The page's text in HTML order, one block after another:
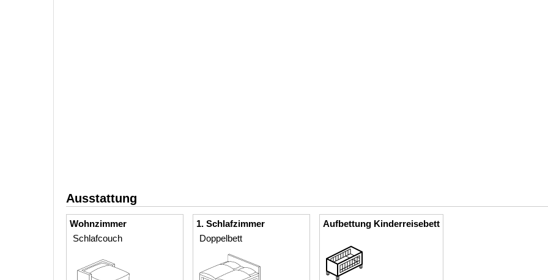
Ausstattung
Wohnzimmer
Schlafcouch
1. Schlafzimmer
Doppelbett
Aufbettung Kinderreisebett